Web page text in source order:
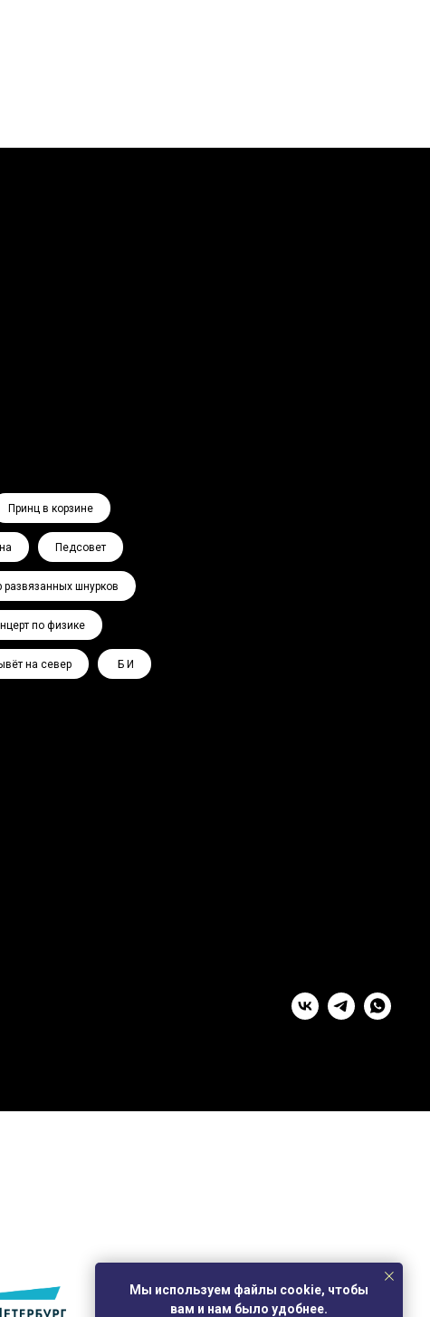
Мы используем файлы cookie, чтобы
вам и нам было удобнее.
Принц в корзине
Педсовет
развязанных шнурков
по физике
на север Ә Б И